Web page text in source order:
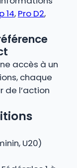
14, Pro D2,
accès à un
chaque
de l’action
U20)